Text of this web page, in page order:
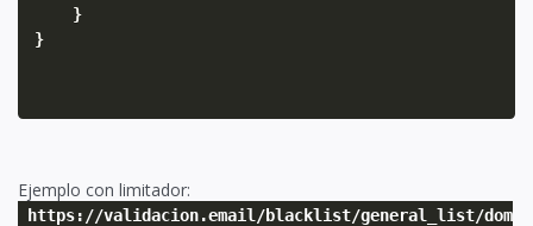
}
}
Ejemplo con limitador:
https://validacion.email/blacklist/general_list/dom